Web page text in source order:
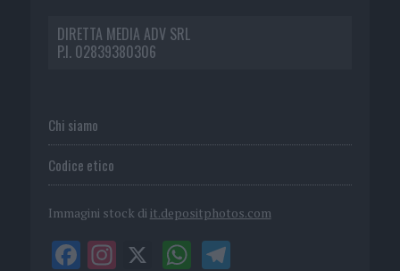
DIRETTA MEDIA ADV SRL
P.I. 02839380306
Chi siamo
Codice etico
Immagini stock di it.depositphotos.com